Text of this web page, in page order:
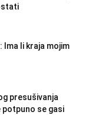
li kraja mojim
presušivanja
potpuno se gasi